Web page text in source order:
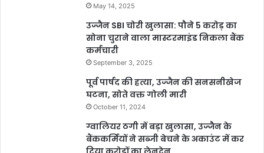
May 14, 2025
उज्जैन SBI चोरी खुलासा: पौने 5 करोड़ का
सोना चुराने वाला मास्टरमाइंड निकला बैंक
कर्मचारी
September 3, 2025
पूर्व पार्षद की हत्या, उज्जैन की सनसनीखेज
घटना, सोते वक्त गोली मारी
October 11, 2024
ग्वालियर ठगी में बड़ा खुलासा, उज्जैन के
बैंककर्मियों ने सब्जी बेचने के अकाउंट में कर